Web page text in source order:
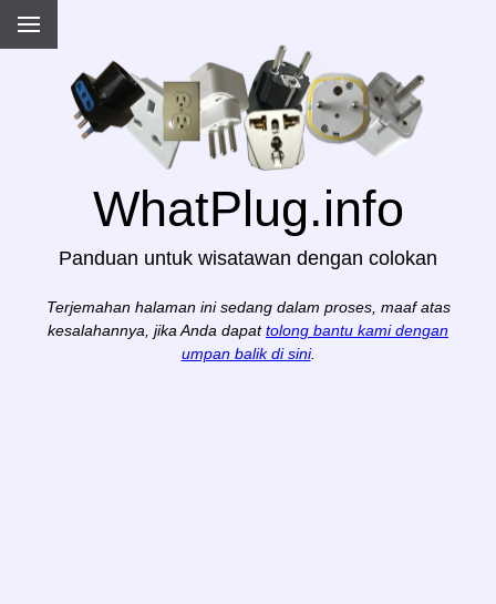
WhatPlug.info
Panduan untuk wisatawan dengan colokan
Terjemahan halaman ini sedang dalam proses, maaf atas
kesalahannya, jika Anda dapat tolong bantu kami dengan
umpan balik di sini.